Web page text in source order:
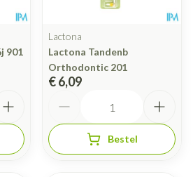
901
Lactona
Lactona Tandenb
Orthodontic 201
€ 6,09
Bestel